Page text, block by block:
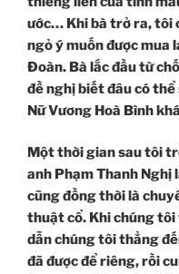
ước… Khi bà trở ra, tôi
ngỏ ý muốn được mua
Đoàn. Bà lắc đầu từ
đề nghị biết đâu có
Nữ Vương Hoà Bình
Một thời gian sau tôi
anh Phạm Thanh Nghị
cũng đồng thời là
thuật cổ. Khi chúng tôi
dẫn chúng tôi thẳng
đã được để riêng, rồi